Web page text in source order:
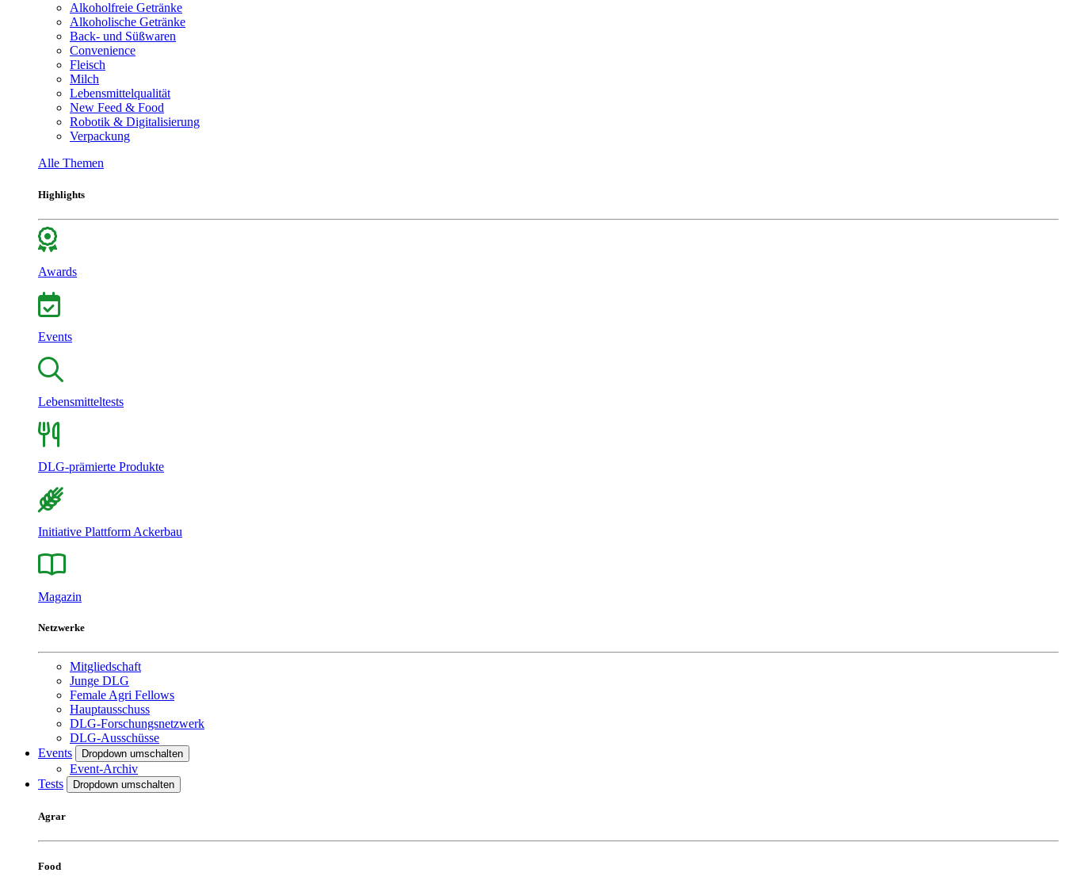
Alkoholfreie Getränke
Alkoholische Getränke
Back- und Süßwaren
Convenience
Fleisch
Milch
Lebensmittelqualität
New Feed & Food
Robotik & Digitalisierung
Verpackung
Alle Themen
Highlights
Awards
Events
Lebensmitteltests
DLG-prämierte Produkte
Initiative Plattform Ackerbau
Magazin
Netzwerke
Mitgliedschaft
Junge DLG
Female Agri Fellows
Hauptausschuss
DLG-Forschungsnetzwerk
DLG-Ausschüsse
Events
Dropdown umschalten
Event-Archiv
Tests
Dropdown umschalten
Agrar
Food